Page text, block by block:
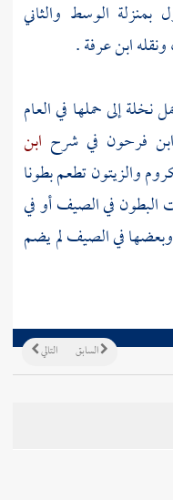
بمنزلة الوسط والثاني
ابن عرفة.
إلى حملها في العام
ابن فرحون في شرح ابن
والزيتون تطعم بطونا
البطون في الصيف أو في
وبعضها في الصيف لم يضم
التالي السابق